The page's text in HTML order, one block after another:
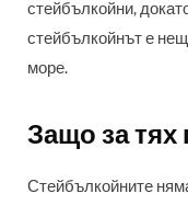
стейбълкойни,
стейбълкойнът е
море.
Защо за тях
Стейбълкойните